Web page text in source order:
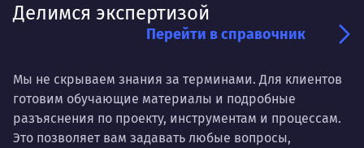
Делимся экспертизой
Перейти в справочник
Мы не скрываем знания за терминами. Для клиентов
готовим обучающие материалы и подробные
разъяснения по проекту, инструментам и процессам.
Это позволяет вам задавать любые вопросы,